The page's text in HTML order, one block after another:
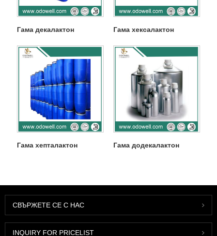
Гама декалактон Гама хексалактон
Гама хепталактон Гама додекалактон
СВЪРЖЕТЕ СЕ С НАС
INQUIRY FOR PRICELIST